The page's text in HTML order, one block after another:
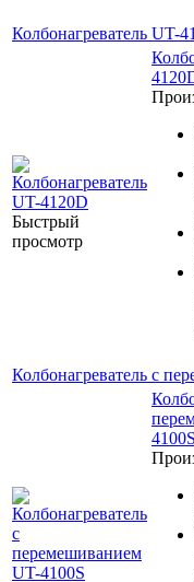
Колбонагреватель UT-
Быстрый
просмотр
Колбонагреватель c
4100S